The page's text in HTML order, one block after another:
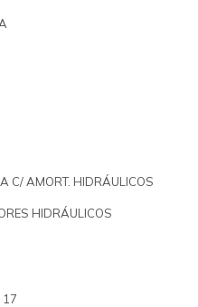
C/ AMORT. HIDRÁULICOS
HIDRÁULICOS
17